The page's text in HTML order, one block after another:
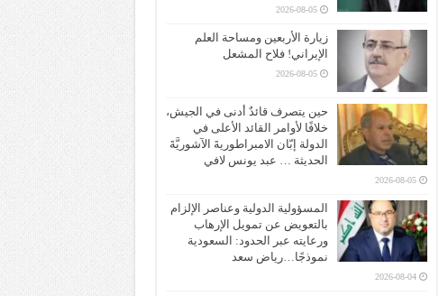
2026-08-05
زيارة الأربعين ومساحة العلم
الإيراني! فلاح المشعل
2026-08-05
حين يتصرف قائدٌ أدنى في الجيش،
خلافًا لأوامر القائد الأعلى في
الدولة إبّان الامبراطوريةَ الآشوريَّةَ
الحديثة … عبد يونس لافي
2026-08-05
المسؤولية الدولية وعناصر الإلزام
بالتعويض عن تمويل الإرهاب
ورعايته عبر الحدود: السعودية
نموذجًا…رياض سعد
2026-08-04